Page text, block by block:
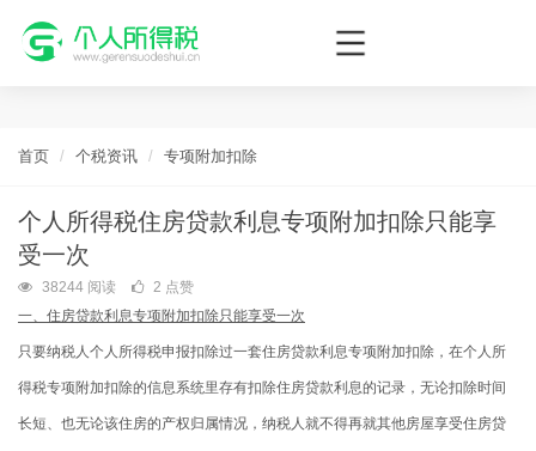
个人所得税网，最新个税资讯平台，您的个税管理专家！
首页 个税资讯 专项附加扣除
个人所得税住房贷款利息专项附加扣除只能享
受一次
38244 阅读
2 点赞
一、住房贷款利息专项附加扣除只能享受一次
只要纳税人个人所得税申报扣除过一套住房贷款利息专项附加扣除，在个人所
得税专项附加扣除的信息系统里存有扣除住房贷款利息的记录，无论扣除时间
长短、也无论该住房的产权归属情况，纳税人就不得再就其他房屋享受住房贷